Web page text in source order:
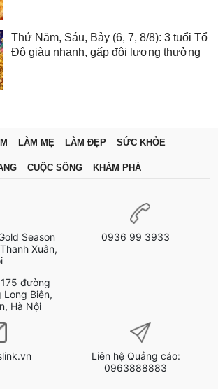
Thứ Năm, Sáu, Bảy (6, 7, 8/8): 3 tuổi Tổ
Độ giàu nhanh, gấp đôi lương thưởng
LÀM MẸ LÀM ĐẸP SỨC KHỎE
CUỘC SỐNG KHÁM PHÁ
Season
Xuân,
đường
Long Biên,
Hà Nội
0936 99 3933
Liên hệ Quảng cáo:
0963888883